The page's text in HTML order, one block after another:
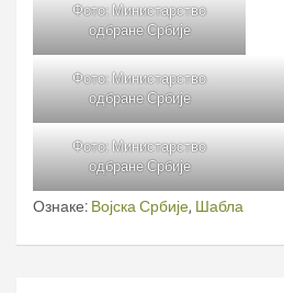
Фото: Министарство
одбране Србије
Фото: Министарство
одбране Србије
Фото: Министарство
одбране Србије
Ознаке: Војска Србије, Шабла